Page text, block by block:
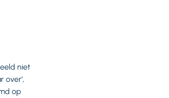
niet
over’,
op